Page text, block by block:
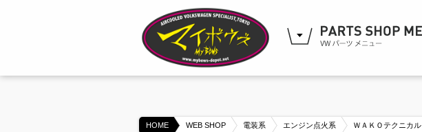
HOME WEB SHOP 電装系 エンジン点火系 ＷＡＫＯテクニカル